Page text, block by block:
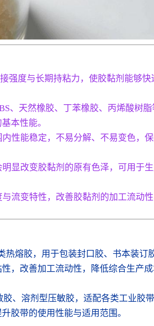
强度与长期持粘力，使胶黏剂能够
、天然橡胶、丁苯橡胶、丙烯酸树
本性能。
性能稳定，不易分解、不易变色，
显改变胶黏剂的原有色泽，可用于
流变特性，改善胶黏剂的加工流动
热熔胶，用于包装封口胶、书本装
，改善加工流动性，降低综合生产成
胶、溶剂型压敏胶，适配各类工业
胶带的使用性能与适用范围。